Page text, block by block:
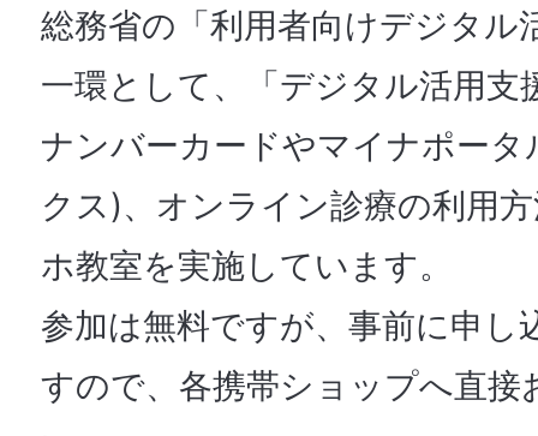
総務省の「利用者向けデジタル
一環として、「デジタル活用支
ナンバーカードやマイナポー
クス)、オンライン診療の利用
ホ教室を実施しています。
参加は無料ですが、事前に申し
すので、各携帯ショップへ直接